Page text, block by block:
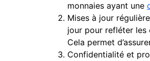
monnaies ayant une
Mises à jour
jour pour refléter les
Cela permet
Confidentialité et